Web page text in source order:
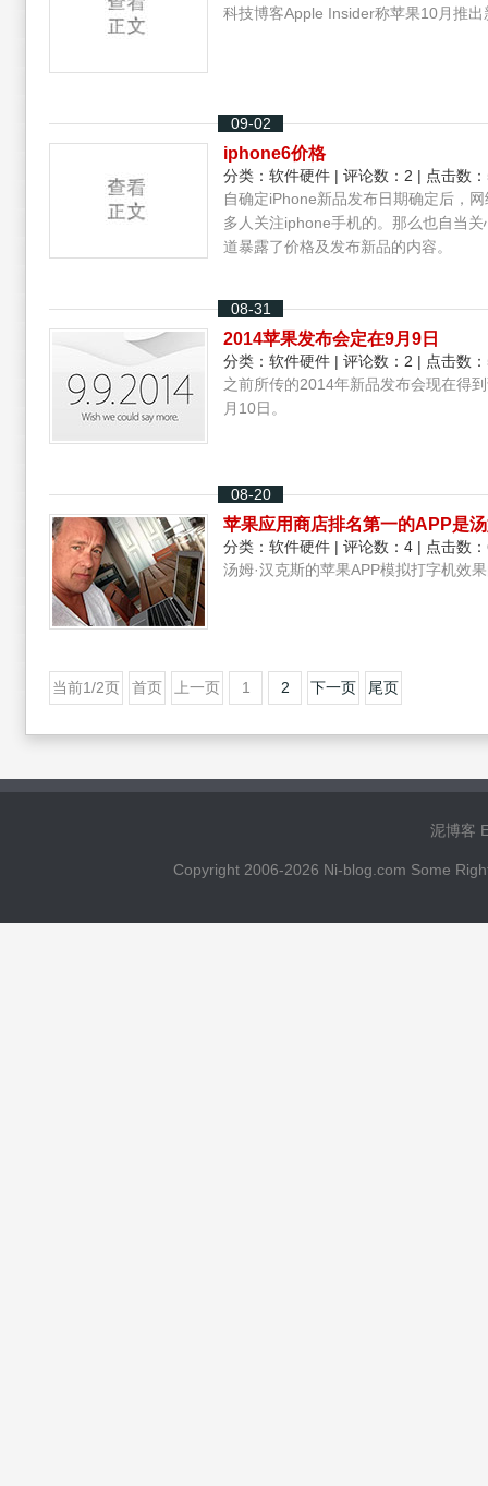
科技博客Apple Insider称苹果10月推
09-02
iphone6价格
分类： 软件硬件 | 评论数：2 | 点击数
自确定iPhone新品发布日期确定后，
多人关注iphone手机的。那么也自当
道暴露了价格及发布新品的内容。
08-31
2014苹果发布会定在9月9日
分类： 软件硬件 | 评论数：2 | 点击数
之前所传的2014年新品发布会现在得
月10日。
08-20
苹果应用商店排名第一的APP是
分类： 软件硬件 | 评论数：4 | 点击数
汤姆·汉克斯的苹果APP模拟打字机效
当前1/2页 首页 上一页 1 2 下一页 尾页
泥博客
Copyright 2006-2026 Ni-blog.com Some